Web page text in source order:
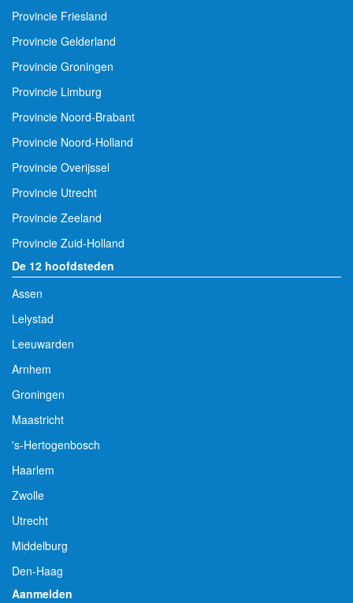
Provincie Friesland
Provincie Gelderland
Provincie Groningen
Provincie Limburg
Provincie Noord-Brabant
Provincie Noord-Holland
Provincie Overijssel
Provincie Utrecht
Provincie Zeeland
Provincie Zuid-Holland
De 12 hoofdsteden
Assen
Lelystad
Leeuwarden
Arnhem
Groningen
Maastricht
's-Hertogenbosch
Haarlem
Zwolle
Utrecht
Middelburg
Den-Haag
Aanmelden